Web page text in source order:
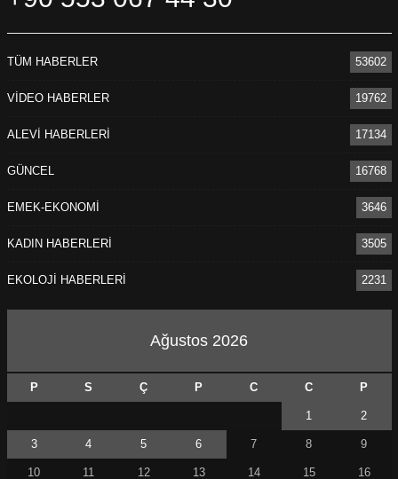
TÜM HABERLER 53602
VİDEO HABERLER 19762
ALEVİ HABERLERİ 17134
GÜNCEL 16768
EMEK-EKONOMİ 3646
KADIN HABERLERİ 3505
EKOLOJİ HABERLERİ 2231
Ağustos 2026
P S Ç P C C P
1 2
3 4 5 6 7 8 9
10 11 12 13 14 15 16